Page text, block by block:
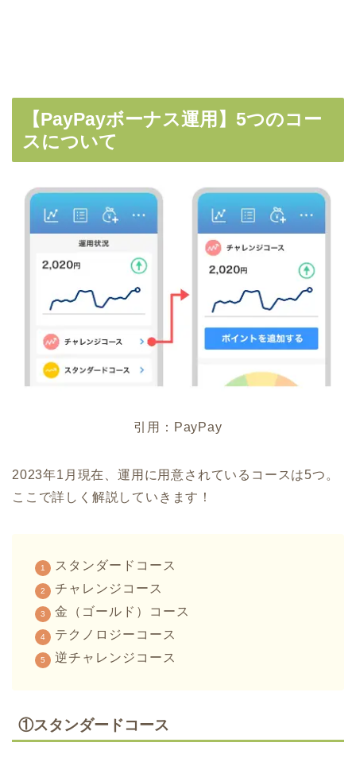
【PayPayボーナス運用】5つのコー
スについて
引用：PayPay
2023年1月現在、運用に用意されているコースは5つ。
ここで詳しく解説していきます！
スタンダードコース
チャレンジコース
金（ゴールド）コース
テクノロジーコース
逆チャレンジコース
①スタンダードコース